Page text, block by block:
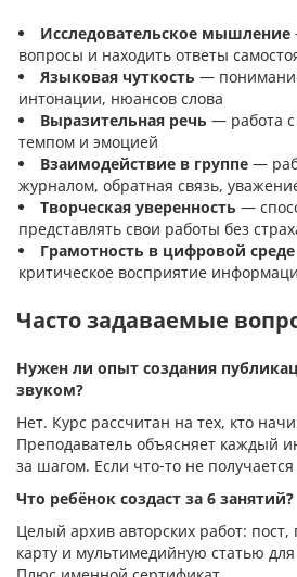
Исследовательское мышление
вопросы и находить ответы
Языковая чуткость —
интонации, нюансов слова
Выразительная речь — работа с
темпом и эмоцией
Взаимодействие в группе —
журналом, обратная связь,
Творческая уверенность —
представлять свои работы без
Грамотность в цифровой среде
критическое восприятие
Часто задаваемые
Нужен ли опыт создания
звуком?
Нет. Курс рассчитан на тех, кто
Преподаватель объясняет каждый
за шагом. Если что-то не
Что ребёнок создаст за 6 занятий?
Целый архив авторских работ: пост,
карту и мультимедийную статью